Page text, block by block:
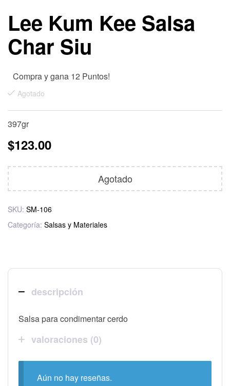
Lee Kum Kee Salsa
Char Siu
Compra y gana 12 Puntos!
Agotado
397gr
$123.00
Agotado
SKU: SM-106
Categoría: Salsas y Materiales
descripción
Salsa para condimentar cerdo
valoraciones (0)
Aún no hay reseñas.